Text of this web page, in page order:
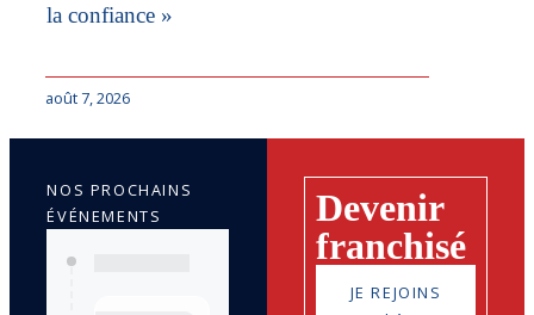
la confiance »
août 7, 2026
Devenir
franchisé
JE REJOINS
NOS PROCHAINS
ÉVÉNEMENTS